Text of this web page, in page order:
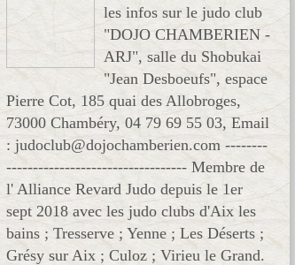
les infos sur le judo club
"DOJO CHAMBERIEN -
ARJ", salle du Shobukai
"Jean Desboeufs", espace
Pierre Cot, 185 quai des Allobroges,
73000 Chambéry, 04 79 69 55 03, Email
: judoclub@dojochamberien.com --------
---------------------------------- Membre de
l' Alliance Revard Judo depuis le 1er
sept 2018 avec les judo clubs d'Aix les
bains ; Tresserve ; Yenne ; Les Déserts ;
Grésy sur Aix ; Culoz ; Virieu le Grand.